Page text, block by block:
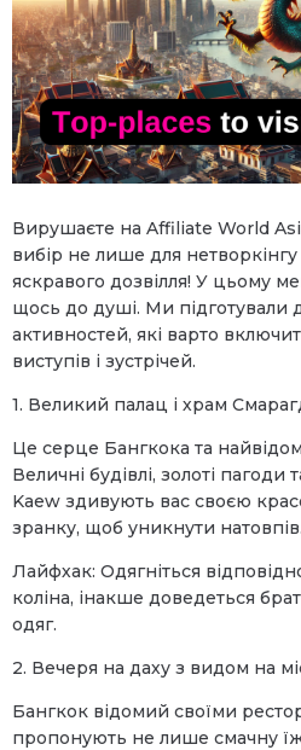
Вирушаєте на Affiliate World
вибір не лише для нетворкінгу
яскравого дозвілля! У цьому
щось до душі. Ми підготували
активностей, які варто
виступів і зустрічей.
1. Великий палац і храм
Це серце Бангкока та
Величні будівлі, золоті
Kaew здивують вас своєю
зранку, щоб уникнути натовпів.
Лайфхак: Одягніться
коліна, інакше доведеться
одяг.
2. Вечеря на даху з видом на
Бангкок відомий своїми
пропонують не лише смачну